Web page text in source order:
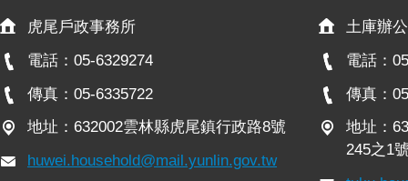
覽
索
詢
相
虎尾戶政事務所
電話：05-6329274
傳真：05-6335722
地址：632002雲林縣虎尾鎮行政路8號
huwei.household@mail.yunlin.gov.tw
土庫辦
電話：
傳真：
地址：
245之1